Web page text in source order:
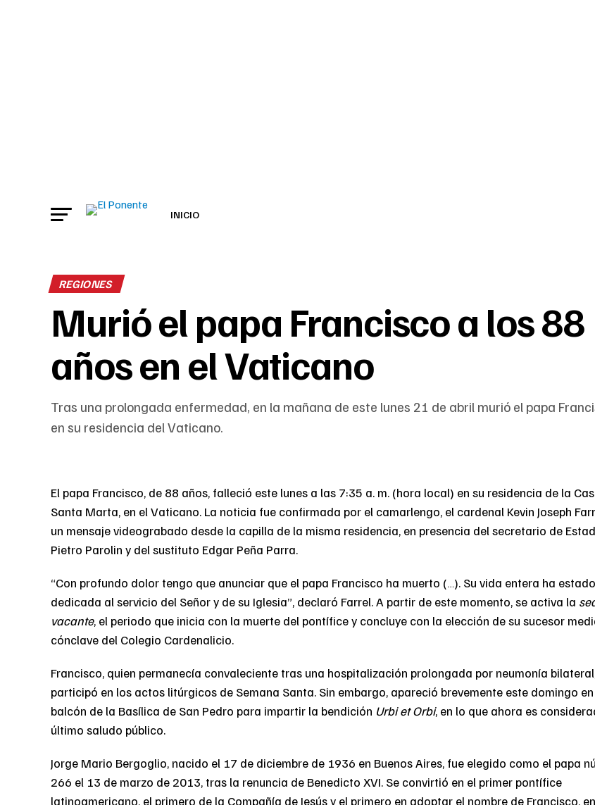
INICIO
REGIONES
Murió el papa Francisco a los 88
años en el Vaticano
Tras una prolongada enfermedad, en la mañana de este lunes 21 de abril murió el papa
en su residencia del Vaticano.
El papa Francisco, de 88 años, falleció este lunes a las 7:35 a. m. (hora local) en su residencia de la
Santa Marta, en el Vaticano. La noticia fue confirmada por el camarlengo, el cardenal Kevin Joseph
un mensaje videograbado desde la capilla de la misma residencia, en presencia del secretario de
Pietro Parolin y del sustituto Edgar Peña Parra.
“Con profundo dolor tengo que anunciar que el papa Francisco ha muerto (…). Su vida entera ha estado
dedicada al servicio del Señor y de su Iglesia”, declaró Farrel. A partir de este momento, se activa la
vacante, el periodo que inicia con la muerte del pontífice y concluye con la elección de su sucesor
cónclave del Colegio Cardenalicio.
Francisco, quien permanecía convaleciente tras una hospitalización prolongada por neumonía
participó en los actos litúrgicos de Semana Santa. Sin embargo, apareció brevemente este domingo
balcón de la Basílica de San Pedro para impartir la bendición Urbi et Orbi, en lo que ahora es
último saludo público.
Jorge Mario Bergoglio, nacido el 17 de diciembre de 1936 en Buenos Aires, fue elegido como el papa
266 el 13 de marzo de 2013, tras la renuncia de Benedicto XVI. Se convirtió en el primer pontífice
latinoamericano, el primero de la Compañía de Jesús y el primero en adoptar el nombre de Francisco, en